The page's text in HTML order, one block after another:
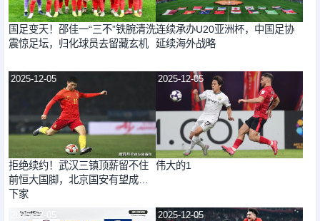
国足变天！邵佳一“三不”铁腕清洗
震惊足坛，归化球员去留藏玄机
连续承办U20亚洲杯，中国足协
延续海外战略
2025-12-05
拒绝续约！武汉三镇顶薪留不住
前恒大国脚，北京国安有望成新
下家
2025-12-05
伟大的1
2025-12-05 2025-12-05